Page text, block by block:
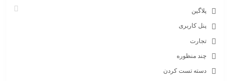
پلاگین
پنل کاربری
تجارت
چند منظوره
دسته تست کردن